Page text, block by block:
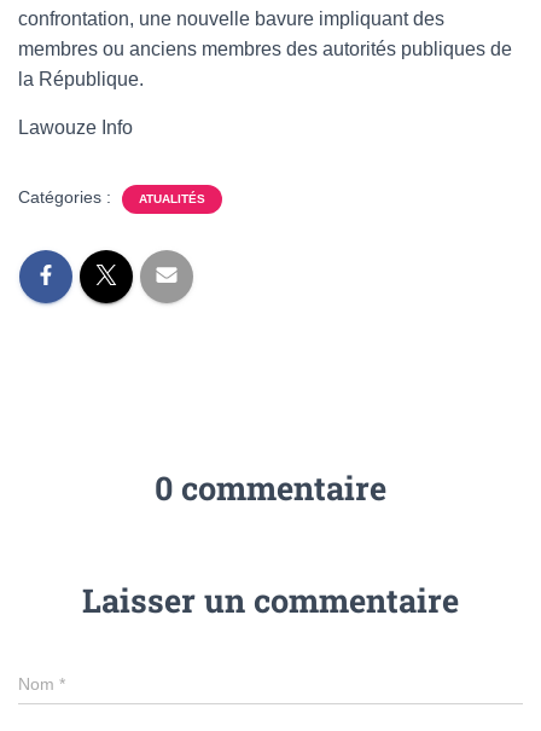
confrontation, une nouvelle bavure impliquant des
membres ou anciens membres des autorités publiques de
la République.
Lawouze Info
Catégories : ATUALITÉS
0 commentaire
Laisser un commentaire
Nom *